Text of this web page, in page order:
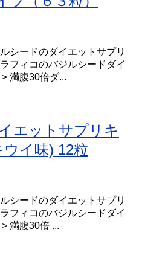
シードのダイエットサプリ
フィコのバジルシードダイ
満腹30倍ダ...
エットサプリキ
イ味) 12粒
シードのダイエットサプリ
フィコのバジルシードダイ
満腹30倍 ...